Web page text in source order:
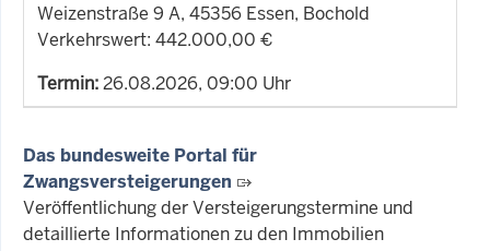
Weizenstraße 9 A, 45356 Essen, Bochold
Verkehrswert: 442.000,00 €
Termin:26.08.2026, 09:00 Uhr
Das bundesweite Portal für
Zwangsversteigerungen
Veröffentlichung der Versteigerungstermine und
detaillierte Informationen zu den Immobilien